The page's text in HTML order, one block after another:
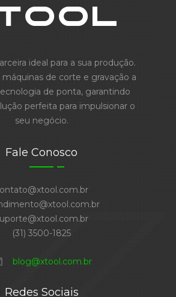
ideal para a sua produção.
de corte e gravação a
de ponta, garantindo
perfeita para impulsionar o
seu negócio.
Fale Conosco
(31) 3500-1825
blog@xtool.com.br
Redes Sociais